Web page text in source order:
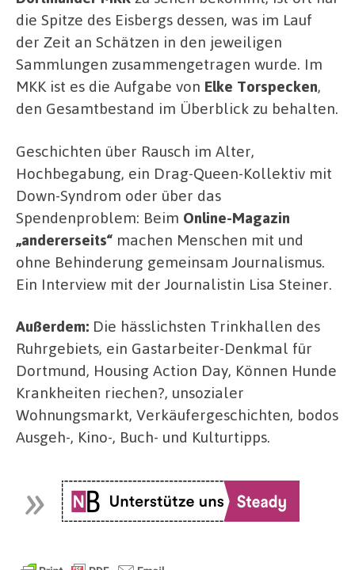
die Spitze des Eisbergs dessen, was im Lauf
der Zeit an Schätzen in den jeweiligen
Sammlungen zusammengetragen wurde. Im
MKK ist es die Aufgabe von Elke Torspecken,
den Gesamtbestand im Überblick zu behalten.
Geschichten über Rausch im Alter,
Hochbegabung, ein Drag-Queen-Kollektiv mit
Down-Syndrom oder über das
Spendenproblem: Beim Online-Magazin
„andererseits“ machen Menschen mit und
ohne Behinderung gemeinsam Journalismus.
Ein Interview mit der Journalistin Lisa Steiner.
Außerdem: Die hässlichsten Trinkhallen des
Ruhrgebiets, ein Gastarbeiter-Denkmal für
Dortmund, Housing Action Day, Können Hunde
Krankheiten riechen?, unsozialer
Wohnungsmarkt, Verkäufergeschichten, bodos
Ausgeh-, Kino-, Buch- und Kulturtipps.